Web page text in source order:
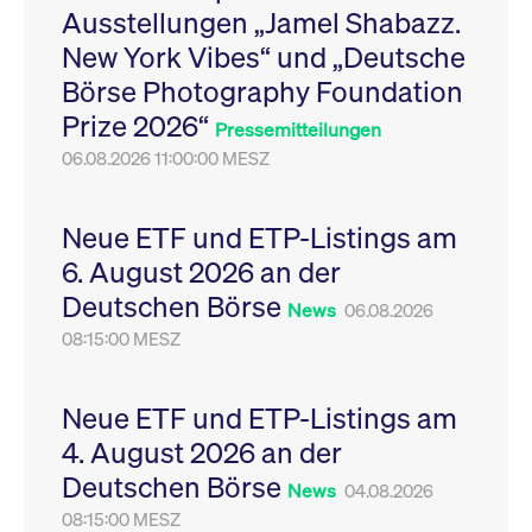
Ausstellungen „Jamel Shabazz.
New York Vibes“ und „Deutsche
Börse Photography Foundation
Prize 2026“ Pressemitteilungen
06.08.2026 11:00:00 MESZ
Neue ETF und ETP-Listings am
6. August 2026 an der
Deutschen Börse News 06.08.2026
08:15:00 MESZ
Neue ETF und ETP-Listings am
4. August 2026 an der
Deutschen Börse News 04.08.2026
08:15:00 MESZ
Leistung der Website
zu messen. Es handelt
sich um ein Muster-
Cookie, bei dem auf
das Präfix _pk_ses
eine kurze Reihe von
VISITOR_PRIVACY_METADATA
YouTube
.youtube.com
6
Monate
Dieses Cookie dient
Speicherung der
Einwilligungs- und
des Nutzers für ihre
Interaktion mit der
Sitzungen geehrt